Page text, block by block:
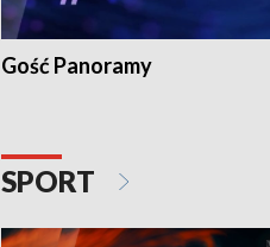
Gość Panoramy
SPORT